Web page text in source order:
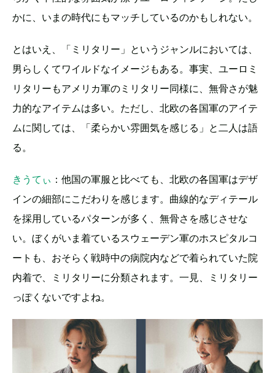
かに、いまの時代にもマッチしているのかもしれない。
とはいえ、「ミリタリー」というジャンルにおいては、
男らしくてワイルドなイメージもある。事実、ユーロミ
リタリーもアメリカ軍のミリタリー同様に、無骨さが魅
力的なアイテムは多い。ただし、北欧の各国軍のアイテ
ムに関しては、「柔らかい雰囲気を感じる」と二人は語
る。
きうてぃ ：他国の軍服と比べても、北欧の各国軍はデザ
インの細部にこだわりを感じます。曲線的なディテール
を採用しているパターンが多く、無骨さを感じさせな
い。ぼくがいま着ているスウェーデン軍のホスピタルコ
ートも、おそらく戦時中の病院内などで着られていた院
内着で、ミリタリーに分類されます。一見、ミリタリー
っぽくないですよね。